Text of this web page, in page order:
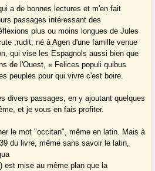
a de bonnes lectures et m'en fait
passages intéressant des
plus ou moins longues de Jules
;rudit, né à Agen d'une famille venue
qui vise les Espagnols aussi bien que
de l'Ouest, « Felices populi quibus
peuples pour qui vivre c'est boire.
divers passages, en y ajoutant quelques
et je vous en fais profiter.
le mot "occitan", même en latin. Mais à
du livre, même sans savoir le latin,
est mise au même plan que la